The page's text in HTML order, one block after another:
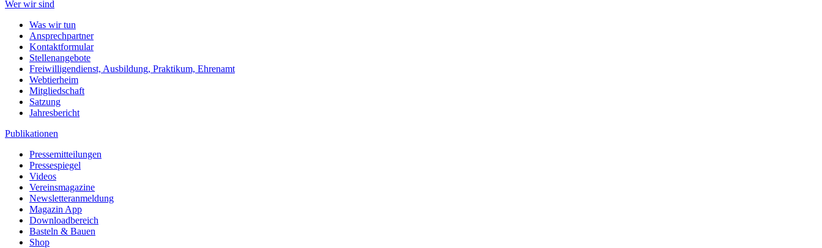
Wer wir sind
Was wir tun
Ansprechpartner
Kontaktformular
Stellenangebote
Freiwilligendienst, Ausbildung, Praktikum, Ehrenamt
Webtierheim
Mitgliedschaft
Satzung
Jahresbericht
Publikationen
Pressemitteilungen
Pressespiegel
Videos
Vereinsmagazine
Newsletteranmeldung
Magazin App
Downloadbereich
Basteln & Bauen
Shop